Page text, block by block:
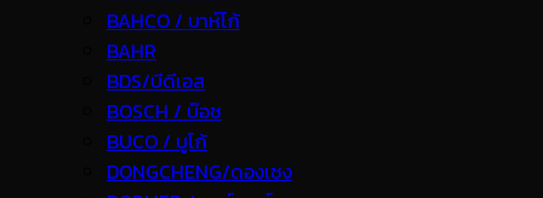
BAHCO / บาห์โก้
BAHR
BDS/บีดีเอส
BOSCH / บ๊อช
BUCO / บูโก้
DONGCHENG/ดองเชง